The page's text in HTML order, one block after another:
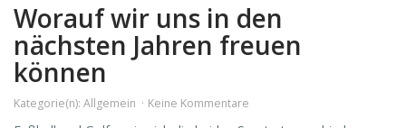
Worauf wir uns in den
nächsten Jahren freuen
können
Kategorie(n): Allgemein Keine Kommentare